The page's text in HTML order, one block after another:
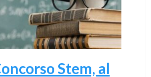
Stem, al